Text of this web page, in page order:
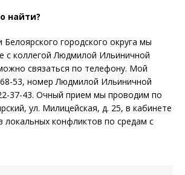
найти?
городского округа мы
с коллегой Людмилой Ильиничной
связаться по телефону. Мой
53, номер Людмилой Ильиничной
37-43. Очный прием мы проводим по
ул. Милицейская, д. 25, в кабинете
локальных конфликтов по средам с